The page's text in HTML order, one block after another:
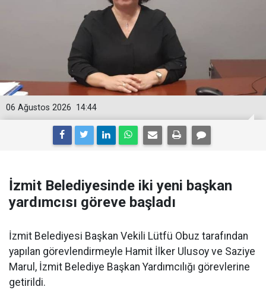
14:44
06 Ağustos 2026
İzmit Belediyesinde iki yeni başkan
yardımcısı göreve başladı
İzmit Belediyesi Başkan Vekili Lütfü Obuz tarafından
yapılan görevlendirmeyle Hamit İlker Ulusoy ve Saziye
Marul, İzmit Belediye Başkan Yardımcılığı görevlerine
getirildi.